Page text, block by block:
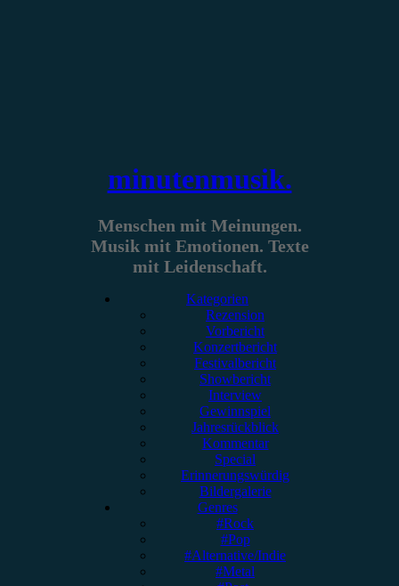
minutenmusik.
Menschen mit Meinungen.
Musik mit Emotionen. Texte
mit Leidenschaft.
Kategorien
Rezension
Vorbericht
Konzertbericht
Festivalbericht
Showbericht
Interview
Gewinnspiel
Jahresrückblick
Kommentar
Special
Erinnerungswürdig
Bildergalerie
Genres
#Rock
#Pop
#Alternative/Indie
#Metal